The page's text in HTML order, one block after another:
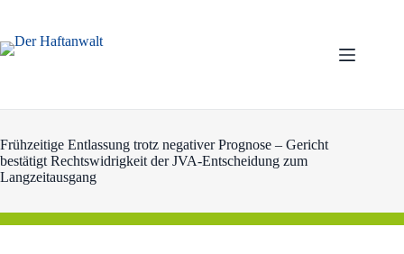
springen
Frühzeitige Entlassung trotz negativer Prognose – Gericht
bestätigt Rechtswidrigkeit der JVA-Entscheidung zum
Langzeitausgang